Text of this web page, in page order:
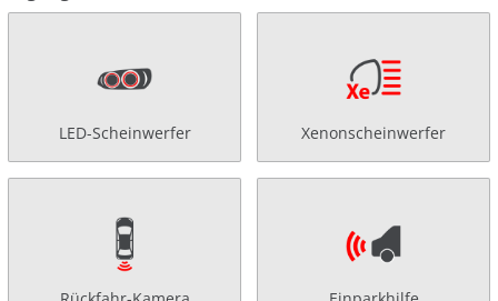
LED-Scheinwerfer Xenonscheinwerfer